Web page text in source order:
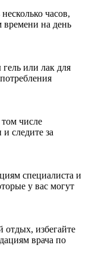
часов,
времени на день
или лак для
числе
следите за
специалиста и
у вас могут
избегайте
врача по